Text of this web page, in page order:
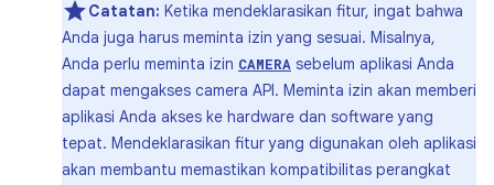
Catatan: Ketika mendeklarasikan fitur, ingat bahwa
Anda juga harus meminta izin yang sesuai. Misalnya,
Anda perlu meminta izin CAMERA sebelum aplikasi Anda
dapat mengakses camera API. Meminta izin akan memberi
aplikasi Anda akses ke hardware dan software yang
tepat. Mendeklarasikan fitur yang digunakan oleh aplikasi
akan membantu memastikan kompatibilitas perangkat